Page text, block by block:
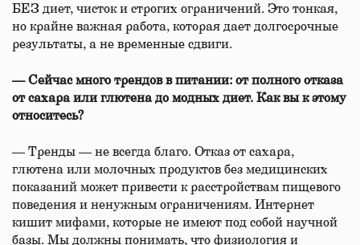
БЕЗ диет, чисток и строгих ограничений. Это тонкая,
но крайне важная работа, которая дает долгосрочные
результаты, а не временные сдвиги.
— Сейчас много трендов в питании: от полного отказа
от сахара или глютена до модных диет. Как вы к этому
относитесь?
— Тренды — не всегда благо. Отказ от сахара,
глютена или молочных продуктов без медицинских
показаний может привести к расстройствам пищевого
поведения и ненужным ограничениям. Интернет
кишит мифами, которые не имеют под собой научной
базы. Мы должны понимать, что физиология и